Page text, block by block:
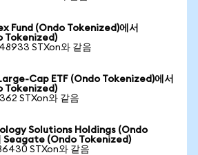
Fund (Ondo Tokenized)에서
Tokenized)
STXon와 같음
Cap ETF (Ondo Tokenized)에서
Tokenized)
STXon와 같음
Solutions Holdings (Ondo
Seagate (Ondo Tokenized)
STXon와 같음